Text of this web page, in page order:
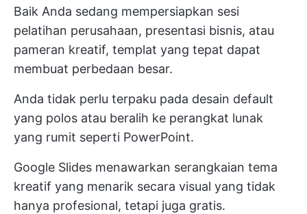
Baik Anda sedang mempersiapkan sesi
pelatihan perusahaan, presentasi bisnis, atau
pameran kreatif, templat yang tepat dapat
membuat perbedaan besar.
Anda tidak perlu terpaku pada desain default
yang polos atau beralih ke perangkat lunak
yang rumit seperti PowerPoint.
Google Slides menawarkan serangkaian tema
kreatif yang menarik secara visual yang tidak
hanya profesional, tetapi juga gratis.